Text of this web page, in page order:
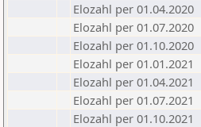
Elozahl per 01.04.2020
Elozahl per 01.07.2020
Elozahl per 01.10.2020
Elozahl per 01.01.2021
Elozahl per 01.04.2021
Elozahl per 01.07.2021
Elozahl per 01.10.2021